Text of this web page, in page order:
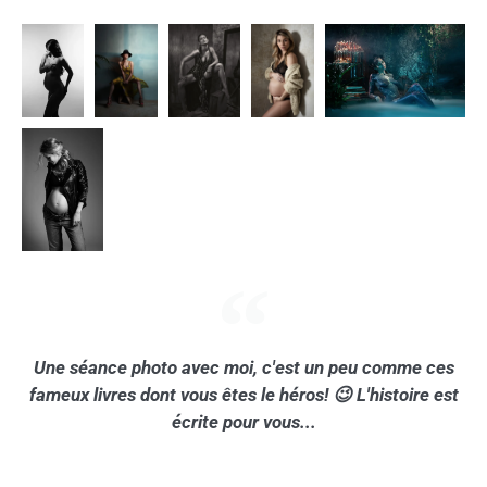
Une séance photo avec moi, c'est un peu comme ces
fameux livres dont vous êtes le héros! 😉 L'histoire est
écrite pour vous...